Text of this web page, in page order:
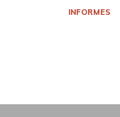
INFORMES